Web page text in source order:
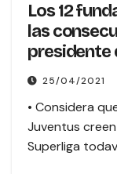
Los 12
las
presidente
25/04/2021
• Considera
Juventus
Superliga